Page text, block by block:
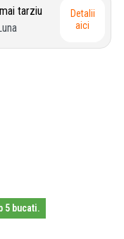
tarziu
Detalii
aici
5 bucati.